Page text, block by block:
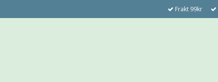
Frakt 99kr